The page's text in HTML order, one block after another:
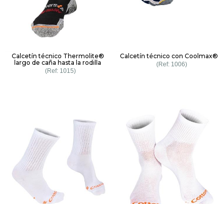
Calcetín técnico Thermolite®
largo de caña hasta la rodilla
1015
Calcetín técnico con Coolmax®
1006